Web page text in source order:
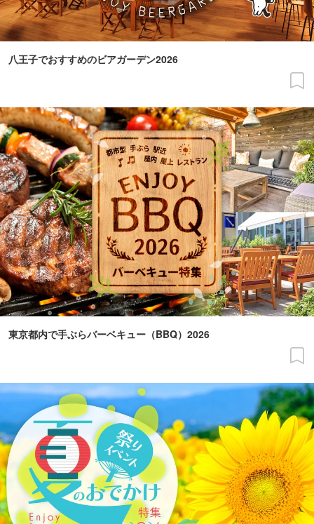
八王子でおすすめのビアガーデン2026
東京都内で手ぶらバーベキュー（BBQ）2026